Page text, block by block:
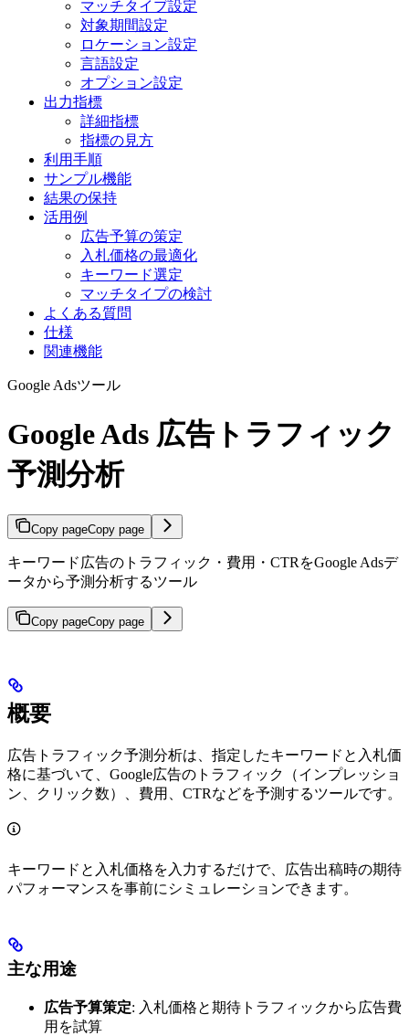
マッチタイプ設定
対象期間設定
ロケーション設定
言語設定
オプション設定
出力指標
詳細指標
指標の見方
利用手順
サンプル機能
結果の保持
活用例
広告予算の策定
入札価格の最適化
キーワード選定
マッチタイプの検討
よくある質問
仕様
関連機能
Google Adsツール
Google Ads 広告トラフィック
予測分析
Copy pageCopy page
キーワード広告のトラフィック・費用・CTRをGoogle Adsデ
ータから予測分析するツール
Copy pageCopy page
概要
広告トラフィック予測分析は、指定したキーワードと入札価
格に基づいて、Google広告のトラフィック（インプレッショ
ン、クリック数）、費用、CTRなどを予測するツールです。
キーワードと入札価格を入力するだけで、広告出稿時の期待
パフォーマンスを事前にシミュレーションできます。
主な用途
広告予算策定: 入札価格と期待トラフィックから広告費
用を試算